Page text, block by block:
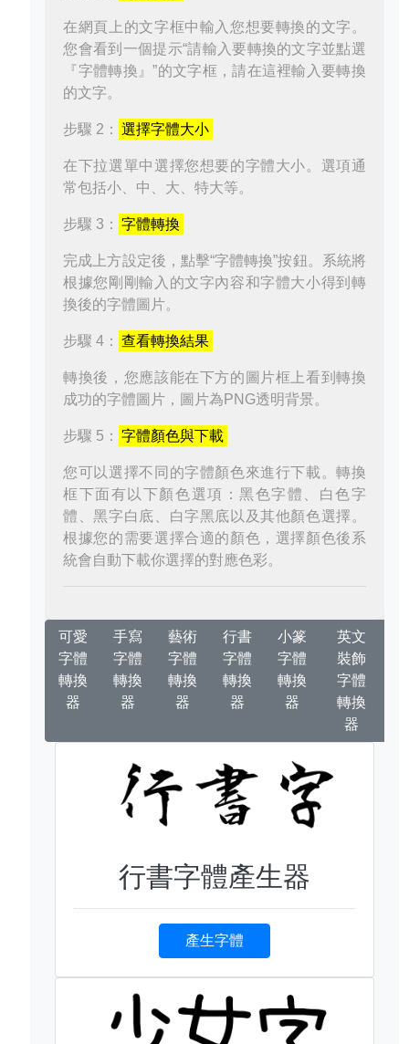
在網頁上的文字框中輸入您想要轉換的文字。
您會看到一個提示“請輸入要轉換的文字並點選
『字體轉換』”的文字框，請在這裡輸入要轉換
的文字。
步驟 2： 選擇字體大小
在下拉選單中選擇您想要的字體大小。選項通
常包括小、中、大、特大等。
步驟 3： 字體轉換
完成上方設定後，點擊“字體轉換”按鈕。系統將
根據您剛剛輸入的文字內容和字體大小得到轉
換後的字體圖片。
步驟 4： 查看轉換結果
轉換後，您應該能在下方的圖片框上看到轉換
成功的字體圖片，圖片為PNG透明背景。
步驟 5： 字體顏色與下載
您可以選擇不同的字體顏色來進行下載。轉換
框下面有以下顏色選項：黑色字體、白色字
體、黑字白底、白字黑底以及其他顏色選擇。
根據您的需要選擇合適的顏色，選擇顏色後系
統會自動下載你選擇的對應色彩。
可愛
字體
轉換
器
手寫
字體
轉換
器
藝術
字體
轉換
器
行書
字體
轉換
器
小篆
字體
轉換
器
英文
裝飾
字體
轉換
器
行書字體產生器
產生字體